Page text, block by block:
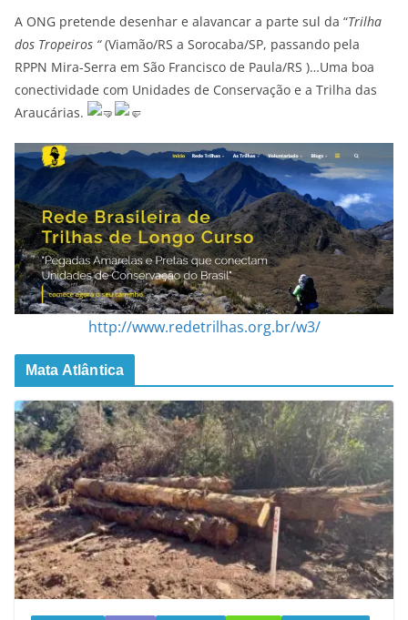
A ONG pretende desenhar e alavancar a parte sul da “Trilha
dos Tropeiros “(Viamão/RS a Sorocaba/SP, passando pela
RPPN Mira-Serra em São Francisco de Paula/RS )…Uma boa
conectividade com Unidades de Conservação e a Trilha das
Araucárias.
http://www.redetrilhas.org.br/w3/
Mata Atlântica